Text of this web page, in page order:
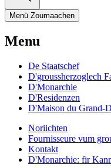
Menü Zoumaachen
Menu
De Staatschef
D'groussherzoglech
D'Monarchie
D'Residenzen
D'Maison du Grand-
Noriichten
Fournisseure vum
Kontakt
D'Monarchie: fir